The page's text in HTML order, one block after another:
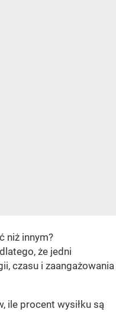
niż innym?
że jedni
czasu i zaangażowania
ile procent wysiłku są